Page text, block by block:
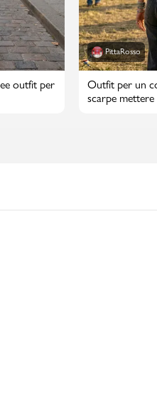
outfit per
PittaRosso
Outfit per un
scarpe mettere